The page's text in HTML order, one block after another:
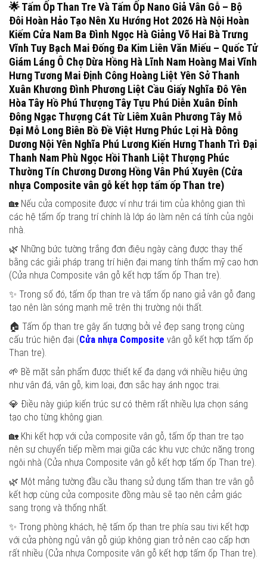
🌟Tấm Ốp Than Tre Và Tấm Ốp Nano Giả Vân Gỗ – Bộ
Đôi Hoàn Hảo Tạo Nên Xu Hướng Hot 2026 Hà Nội Hoàn
Kiếm Cửa Nam Ba Đình Ngọc Hà Giảng Võ Hai Bà Trưng
Vĩnh Tuy Bạch Mai Đống Đa Kim Liên Văn Miếu – Quốc Tử
Giám Láng Ô Chợ Dừa Hồng Hà Lĩnh Nam Hoàng Mai Vĩnh
Hưng Tương Mai Định Công Hoàng Liệt Yên Sở Thanh
Xuân Khương Đình Phương Liệt Cầu Giấy Nghĩa Đô Yên
Hòa Tây Hồ Phú Thượng Tây Tựu Phú Diễn Xuân Đỉnh
Đông Ngạc Thượng Cát Từ Liêm Xuân Phương Tây Mỗ
Đại Mỗ Long Biên Bồ Đề Việt Hưng Phúc Lợi Hà Đông
Dương Nội Yên Nghĩa Phú Lương Kiến Hưng Thanh Trì Đại
Thanh Nam Phù Ngọc Hồi Thanh Liệt Thượng Phúc
Thường Tín Chương Dương Hồng Vân Phú Xuyên (Cửa
nhựa Composite vân gỗ kết hợp tấm ốp Than tre)
🏡 Nếu cửa composite được ví như trái tim của không gian thì
các hệ tấm ốp trang trí chính là lớp áo làm nên cá tính của ngôi
nhà.
🌿 Những bức tường trắng đơn điệu ngày càng được thay thế
bằng các giải pháp trang trí hiện đại mang tính thẩm mỹ cao hơn
(Cửa nhựa Composite vân gỗ kết hợp tấm ốp Than tre).
✨ Trong số đó, tấm ốp than tre và tấm ốp nano giả vân gỗ đang
tạo nên làn sóng mạnh mẽ trên thị trường nội thất.
🏠 Tấm ốp than tre gây ấn tượng bởi vẻ đẹp sang trọng cùng
cấu trúc hiện đại (Cửa nhựa Composite vân gỗ kết hợp tấm ốp
Than tre).
🌱 Bề mặt sản phẩm được thiết kế đa dạng với nhiều hiệu ứng
như vân đá, vân gỗ, kim loại, đơn sắc hay ánh ngọc trai.
💎 Điều này giúp kiến trúc sư có thêm rất nhiều lựa chọn sáng
tạo cho từng không gian.
🏡 Khi kết hợp với cửa composite vân gỗ, tấm ốp than tre tạo
nên sự chuyển tiếp mềm mại giữa các khu vực chức năng trong
ngôi nhà (Cửa nhựa Composite vân gỗ kết hợp tấm ốp Than tre).
🌿 Một mảng tường đầu cầu thang sử dụng tấm than tre vân gỗ
kết hợp cùng cửa composite đồng màu sẽ tạo nên cảm giác
sang trọng và thống nhất.
✨ Trong phòng khách, hệ tấm ốp than tre phía sau tivi kết hợp
với cửa phòng ngủ vân gỗ giúp không gian trở nên cao cấp hơn
rất nhiều (Cửa nhựa Composite vân gỗ kết hợp tấm ốp Than tre).